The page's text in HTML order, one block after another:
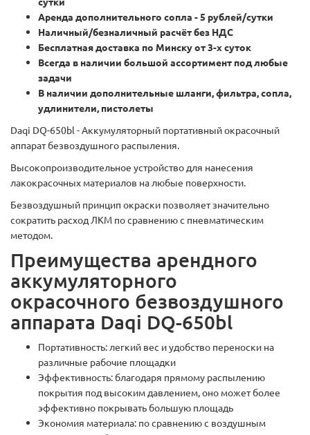
Аренда дополнительного сопла - 5 рублей/сутки
Наличный/безналичный расчёт без НДС
Бесплатная доставка по Минску от 3-х суток
Всегда в наличии большой ассортимент под любые
задачи
В наличии дополнительные шланги, фильтра, сопла,
удлинители, пистолеты
Daqi DQ-650bl - Аккумуляторный портативный окрасочный
аппарат безвоздушного распыления.
Высокопроизводительное устройство для нанесения
лакокрасочных материалов на любые поверхности.
Безвоздушный принцип окраски позволяет значительно
сократить расход ЛКМ по сравнению с пневматическим
методом.
Преимущества арендного
аккумуляторного
окрасочного безвоздушного
аппарата Daqi DQ-650bl
Портативность: легкий вес и удобство переноски на
различные рабочие площадки
Эффективность: благодаря прямому распылению
покрытия под высоким давлением, оно может более
эффективно покрывать большую площадь
Экономия материала: по сравнению с воздушным